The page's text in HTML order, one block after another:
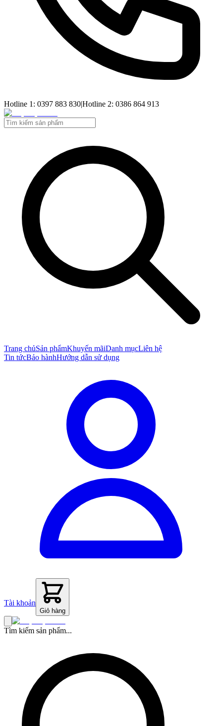
Hotline 1: 0397 883 830|Hotline 2: 0386 864 913
Trang chủSản phẩmKhuyến mãiDanh mụcLiên hệ
Tin tứcBảo hànhHướng dẫn sử dụng
Tài khoản
Giỏ hàng
Tìm kiếm sản phẩm...